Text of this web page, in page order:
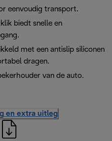
eenvoudig transport.
biedt snelle en
met een antislip siliconen
dragen.
van de auto.
en extra uitleg